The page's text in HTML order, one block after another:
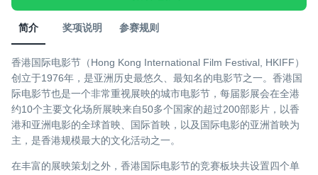
简介 奖项说明 参赛规则
香港国际电影节（Hong Kong International Film Festival, HKIFF）
创立于1976年，是亚洲历史最悠久、最知名的电影节之一。香港国
际电影节也是一个非常重视展映的城市电影节，每届影展会在全港
约10个主要文化场所展映来自50多个国家的超过200部影片，以香
港和亚洲电影的全球首映、国际首映，以及国际电影的亚洲首映为
主，是香港规模最大的文化活动之一。
在丰富的展映策划之外，香港国际电影节的竞赛板块共设置四个单